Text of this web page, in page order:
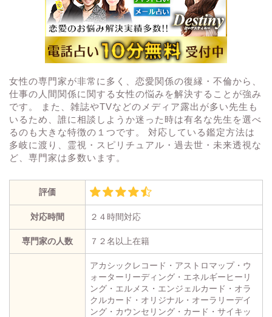
女性の専門家が非常に多く、恋愛関係の復縁・不倫から、
仕事の人間関係に関する女性の悩みを解決することが強み
です。 また、雑誌やTVなどのメディア露出が多い先生も
いるため、誰に相談しようか迷った時は有名な先生を選べ
るのも大きな特徴の１つです。 対応している鑑定方法は
多岐に渡り、霊視・スピリチュアル・過去世・未来透視な
ど、専門家は多数います。
評価
対応時間 ２４時間対応
専門家の人数 ７２名以上在籍
アカシックレコード・アストロマップ・ウ
ォーターリーディング・エネルギーヒーリ
ング・エルメス・エンジェルカード・オラ
クルカード・オリジナル・オーラリーデイ
ング・カウンセリング・カード・サイキッ